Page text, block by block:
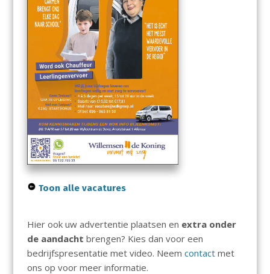
Toon alle vacatures
Hier ook uw advertentie plaatsen en extra onder
de aandacht brengen? Kies dan voor een
bedrijfspresentatie met video. Neem contactmet
ons op voor meer informatie.